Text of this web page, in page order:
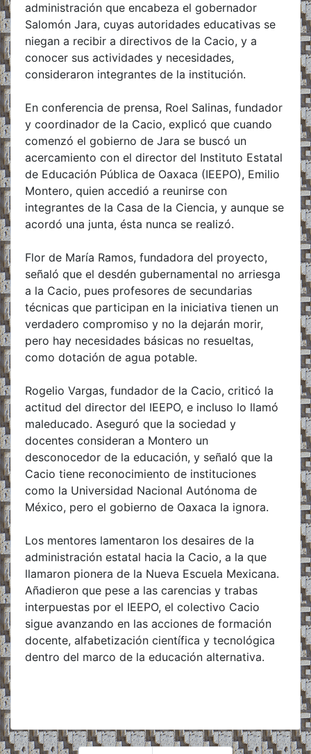
administración que encabeza el gobernador
Salomón Jara, cuyas autoridades educativas se
niegan a recibir a directivos de la Cacio, y a
conocer sus actividades y necesidades,
consideraron integrantes de la institución.
En conferencia de prensa, Roel Salinas, fundador
y coordinador de la Cacio, explicó que cuando
comenzó el gobierno de Jara se buscó un
acercamiento con el director del Instituto Estatal
de Educación Pública de Oaxaca (IEEPO), Emilio
Montero, quien accedió a reunirse con
integrantes de la Casa de la Ciencia, y aunque se
acordó una junta, ésta nunca se realizó.
Flor de María Ramos, fundadora del proyecto,
señaló que el desdén gubernamental no arriesga
a la Cacio, pues profesores de secundarias
técnicas que participan en la iniciativa tienen un
verdadero compromiso y no la dejarán morir,
pero hay necesidades básicas no resueltas,
como dotación de agua potable.
Rogelio Vargas, fundador de la Cacio, criticó la
actitud del director del IEEPO, e incluso lo llamó
maleducado. Aseguró que la sociedad y
docentes consideran a Montero un
desconocedor de la educación, y señaló que la
Cacio tiene reconocimiento de instituciones
como la Universidad Nacional Autónoma de
México, pero el gobierno de Oaxaca la ignora.
Los mentores lamentaron los desaires de la
administración estatal hacia la Cacio, a la que
llamaron pionera de la Nueva Escuela Mexicana.
Añadieron que pese a las carencias y trabas
interpuestas por el IEEPO, el colectivo Cacio
sigue avanzando en las acciones de formación
docente, alfabetización científica y tecnológica
dentro del marco de la educación alternativa.